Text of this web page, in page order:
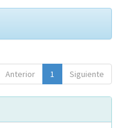
Anterior 1 Siguiente